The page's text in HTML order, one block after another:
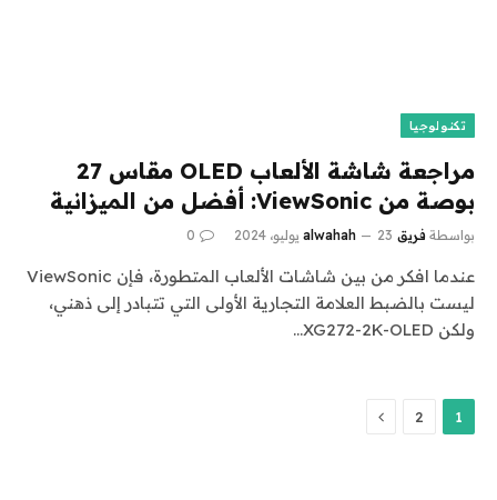
تكنولوجيا
مراجعة شاشة الألعاب OLED مقاس 27
بوصة من ViewSonic: أفضل من الميزانية
بواسطة فريق alwahah 23 يوليو، 2024 0
عندما افكر من بين شاشات الألعاب المتطورة، فإن ViewSonic
ليست بالضبط العلامة التجارية الأولى التي تتبادر إلى ذهني،
ولكن XG272-2K-OLED…
1
2 التالي